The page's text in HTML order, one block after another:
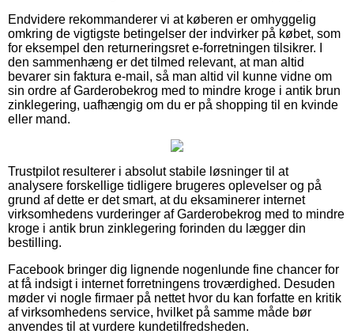
Endvidere rekommanderer vi at køberen er omhyggelig
omkring de vigtigste betingelser der indvirker på købet, som
for eksempel den returneringsret e-forretningen tilsikrer. I
den sammenhæng er det tilmed relevant, at man altid
bevarer sin faktura e-mail, så man altid vil kunne vidne om
sin ordre af Garderobekrog med to mindre kroge i antik brun
zinklegering, uafhængig om du er på shopping til en kvinde
eller mand.
Trustpilot resulterer i absolut stabile løsninger til at
analysere forskellige tidligere brugeres oplevelser og på
grund af dette er det smart, at du eksaminerer internet
virksomhedens vurderinger af Garderobekrog med to mindre
kroge i antik brun zinklegering forinden du lægger din
bestilling.
Facebook bringer dig lignende nogenlunde fine chancer for
at få indsigt i internet forretningens troværdighed. Desuden
møder vi nogle firmaer på nettet hvor du kan forfatte en kritik
af virksomhedens service, hvilket på samme måde bør
anvendes til at vurdere kundetilfredsheden.